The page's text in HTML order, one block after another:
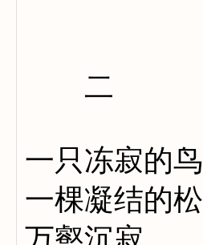
二
一只冻寂的鸟
一棵凝结的松